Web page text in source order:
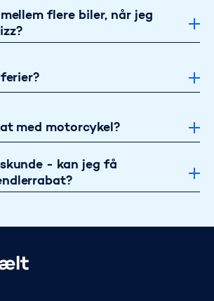
flere biler, når jeg
med motorcykel?
- kan jeg få